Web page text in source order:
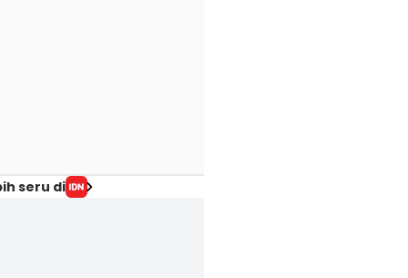
seru di